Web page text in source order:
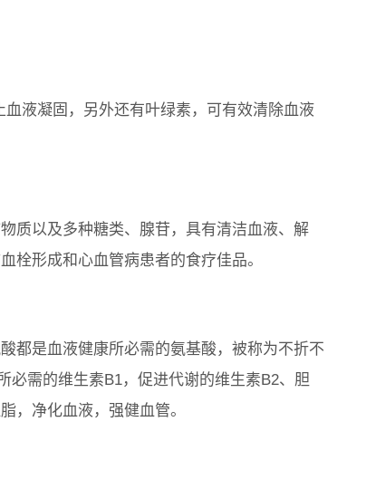
液凝固，另外还有叶绿素，可有效清除血液
质以及多种糖类、腺苷，具有清洁血液、解
栓形成和心血管病患者的食疗佳品。
都是血液健康所必需的氨基酸，被称为不折不
必需的维生素B1，促进代谢的维生素B2、胆
，净化血液，强健血管。